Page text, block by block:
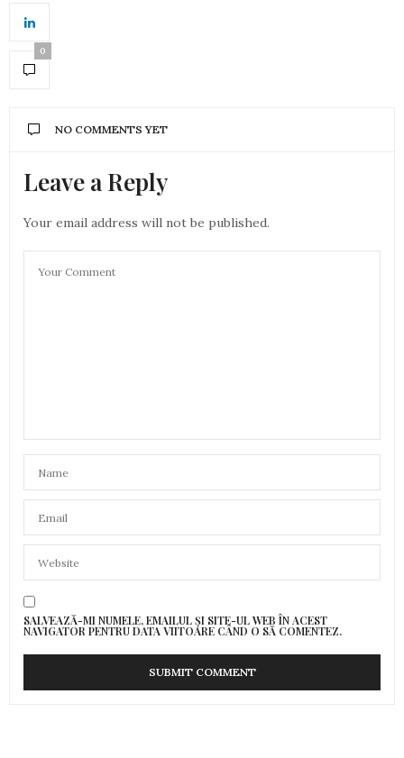
0
NO COMMENTS YET
Leave a Reply
Your email address will not be published.
SALVEAZĂ-MI NUMELE, EMAILUL ȘI SITE-UL WEB ÎN ACEST
NAVIGATOR PENTRU DATA VIITOARE CÂND O SĂ COMENTEZ.